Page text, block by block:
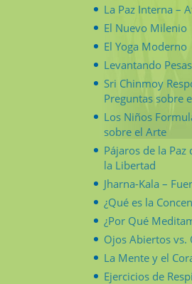
La Paz Interna –
El Nuevo Milenio
El Yoga Moderno
Levantando Pesas
Sri Chinmoy
Preguntas sobre
Los Niños
sobre el Arte
Pájaros de la Paz
la Libertad
Jharna-Kala –
¿Qué es la
¿Por Qué
Ojos Abiertos vs.
La Mente y el
Ejercicios de